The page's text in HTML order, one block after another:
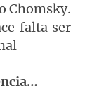
Chomsky.
falta ser